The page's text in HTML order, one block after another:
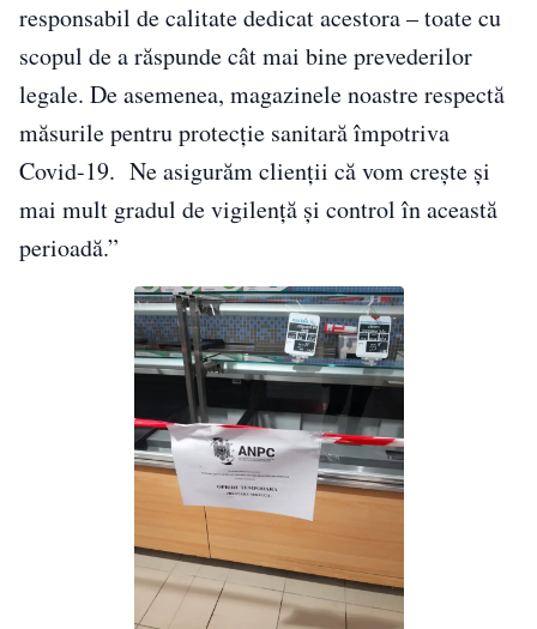
responsabil de calitate dedicat acestora – toate cu
scopul de a răspunde cât mai bine prevederilor
legale. De asemenea, magazinele noastre respectă
măsurile pentru protecție sanitară împotriva
Covid-19. Ne asigurăm clienții că vom crește și
mai mult gradul de vigilență și control în această
perioadă.”